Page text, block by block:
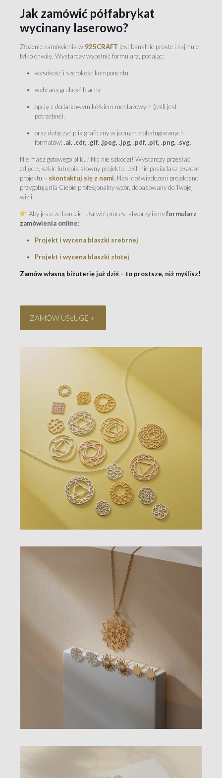
Jak zamówić półfabrykat
wycinany laserowo?
Złożenie zamówienia w 925CRAFT jest banalnie proste i zajmuje
tylko chwilę. Wystarczy wypełnić formularz, podając:
wysokość i szerokość komponentu,
wybraną grubość blachy,
opcję z dodatkowym kółkiem montażowym (jeśli jest
potrzebne),
oraz dołączyć plik graficzny w jednym z obsługiwanych
formatów: .ai, .cdr, .gif, .jpeg, .jpg, .pdf, .plt, .png, .svg
Nie masz gotowego pliku? Nic nie szkodzi! Wystarczy przesłać
zdjęcie, szkic lub opis słowny projektu. Jeśli nie posiadasz jeszcze
projektu – skontaktuj się z nami . Nasi doświadczeni projektanci
przygotują dla Ciebie profesjonalny wzór, dopasowany do Twojej
wizji.
Aby jeszcze bardziej ułatwić proces, stworzyliśmyformularz
zamówienia online:
Projekt i wycena blaszki srebrnej
Projekt i wycena blaszki złotej
Zamów własną biżuterię już dziś – to prostsze, niż myślisz!
ZAMÓW USŁUGĘ